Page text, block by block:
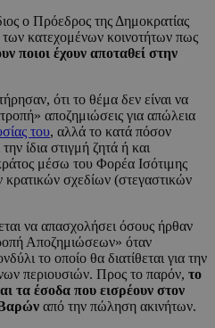
ο Πρόεδρος της Δημοκρατίας
κατεχομένων κοινοτήτων πως
ποιοι έχουν αποταθεί στην
ότι το θέμα δεν είναι να
αποζημιώσεις για απώλεια
του, αλλά το κατά πόσον
ίδια στιγμή ζητά ή και
μέσω του Φορέα Ισότιμης
σχεδίων (στεγαστικών
να απασχολήσει όσους ήρθαν
Αποζημιώσεων» όταν
το οποίο θα διατίθεται για την
περιουσιών. Προς το παρόν, το
τα έσοδα που εισρέουν στον
από την πώληση ακινήτων.